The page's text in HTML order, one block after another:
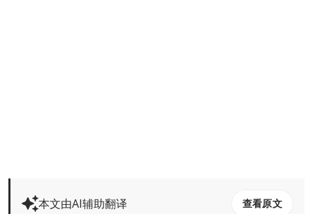
本文由AI辅助翻译 查看原文